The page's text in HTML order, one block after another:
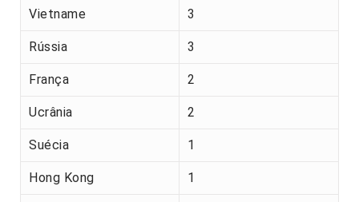
Vietname 3
Rússia 3
França 2
Ucrânia 2
Suécia 1
Hong Kong 1